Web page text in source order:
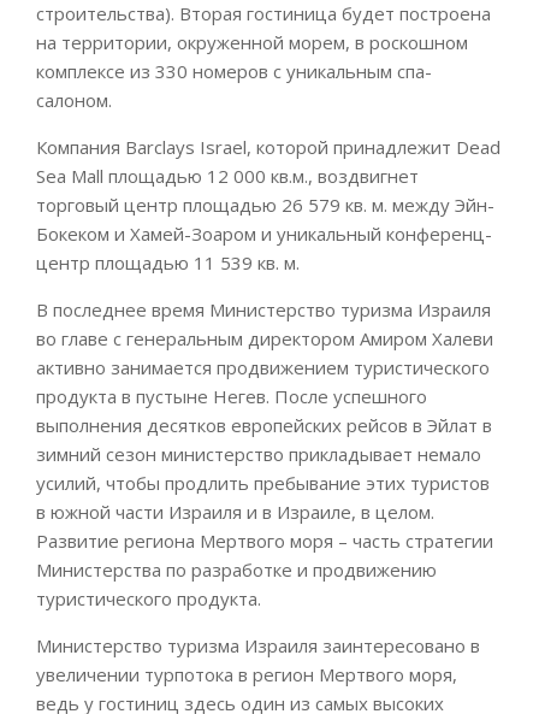
строительства). Вторая гостиница будет построена
на территории, окруженной морем, в роскошном
комплексе из 330 номеров с уникальным спа-
салоном.
Компания Barclays Israel, которой принадлежит Dead
Sea Mall площадью 12 000 кв.м., воздвигнет
торговый центр площадью 26 579 кв. м. между Эйн-
Бокеком и Хамей-Зоаром и уникальный конференц-
центр площадью 11 539 кв. м.
В последнее время Министерство туризма Израиля
во главе с генеральным директором Амиром Халеви
активно занимается продвижением туристического
продукта в пустыне Негев. После успешного
выполнения десятков европейских рейсов в Эйлат в
зимний сезон министерство прикладывает немало
усилий, чтобы продлить пребывание этих туристов
в южной части Израиля и в Израиле, в целом.
Развитие региона Мертвого моря – часть стратегии
Министерства по разработке и продвижению
туристического продукта.
Министерство туризма Израиля заинтересовано в
увеличении турпотока в регион Мертвого моря,
ведь у гостиниц здесь один из самых высоких